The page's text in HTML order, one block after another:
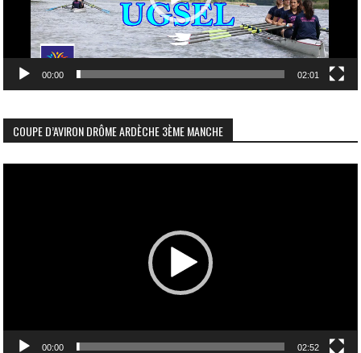
00:00 02:01
COUPE D’AVIRON DRÔME ARDÈCHE 3ÈME MANCHE
00:00 02:52